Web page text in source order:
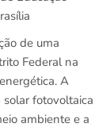
de uma
Federal na
A
fotovoltaica
ambiente e a